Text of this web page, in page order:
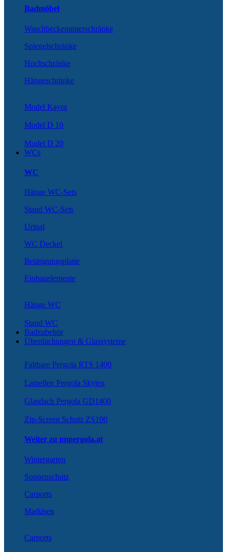
Badmöbel
Waschbeckenunterschränke
Spiegelschränke
Hochschränke
Hängeschränke
Model Kayra
Model D 10
Model D 20
WCs
WC
Hänge WC-Sets
Stand WC-Sets
Urinal
WC Deckel
Betätigungsplatte
Einbauelemente
Hänge WC
Stand WC
Badzubehör
Überdachungen & Glassysteme
Faltbare Pergola RTS 1400
Lamellen Pergola Skytex
Glasdach Pergola GD1400
Zip-Screen Schutz ZS100
Weiter zu nnpergola.at
Wintergarten
Sonnenschutz
Carports
Markisen
Carports